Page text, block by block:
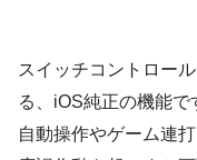
スイッチコントロー
る、iOS純正の機能で
自動操作やゲーム連